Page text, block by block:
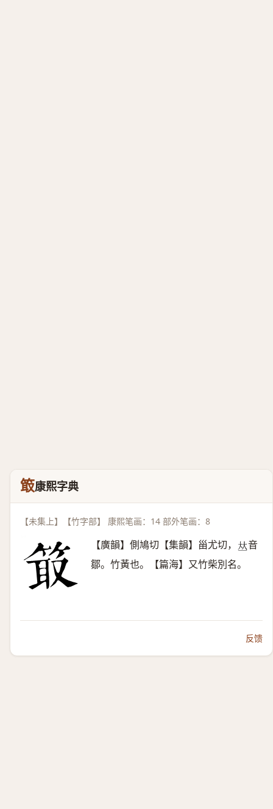
箃康熙字典
【未集上】【竹字部】 康熙笔画：14 部外笔画：8
【廣韻】側鳩切【集韻】甾尤切， 𠀤音
鄒。竹黃也。【篇海】又竹柴別名。
反馈